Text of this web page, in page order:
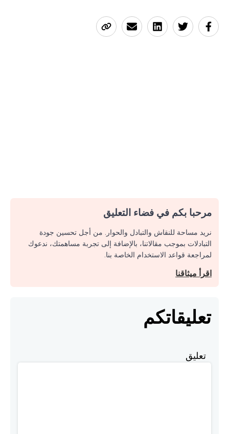
مرحبا بكم في فضاء التعليق
نريد مساحة للنقاش والتبادل والحوار. من أجل تحسين جودة
التبادلات بموجب مقالاتنا، بالإضافة إلى تجربة مساهمتك، ندعوك
لمراجعة قواعد الاستخدام الخاصة بنا.
اقرأ ميثاقنا
تعليقاتكم
تعليق